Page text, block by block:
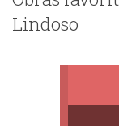
Lindoso